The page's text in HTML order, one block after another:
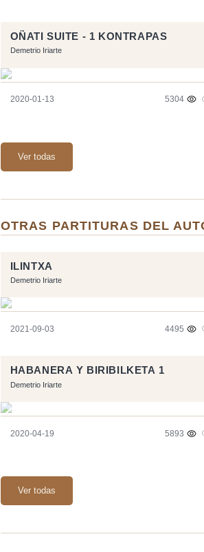
OÑATI SUITE - 1 KONTRAPAS
Demetrio Iriarte
2020-01-13 5304
Ver todas
OTRAS PARTITURAS DEL
ILINTXA
Demetrio Iriarte
2021-09-03 4495
HABANERA Y BIRIBILKETA 1
Demetrio Iriarte
2020-04-19 5893
Ver todas